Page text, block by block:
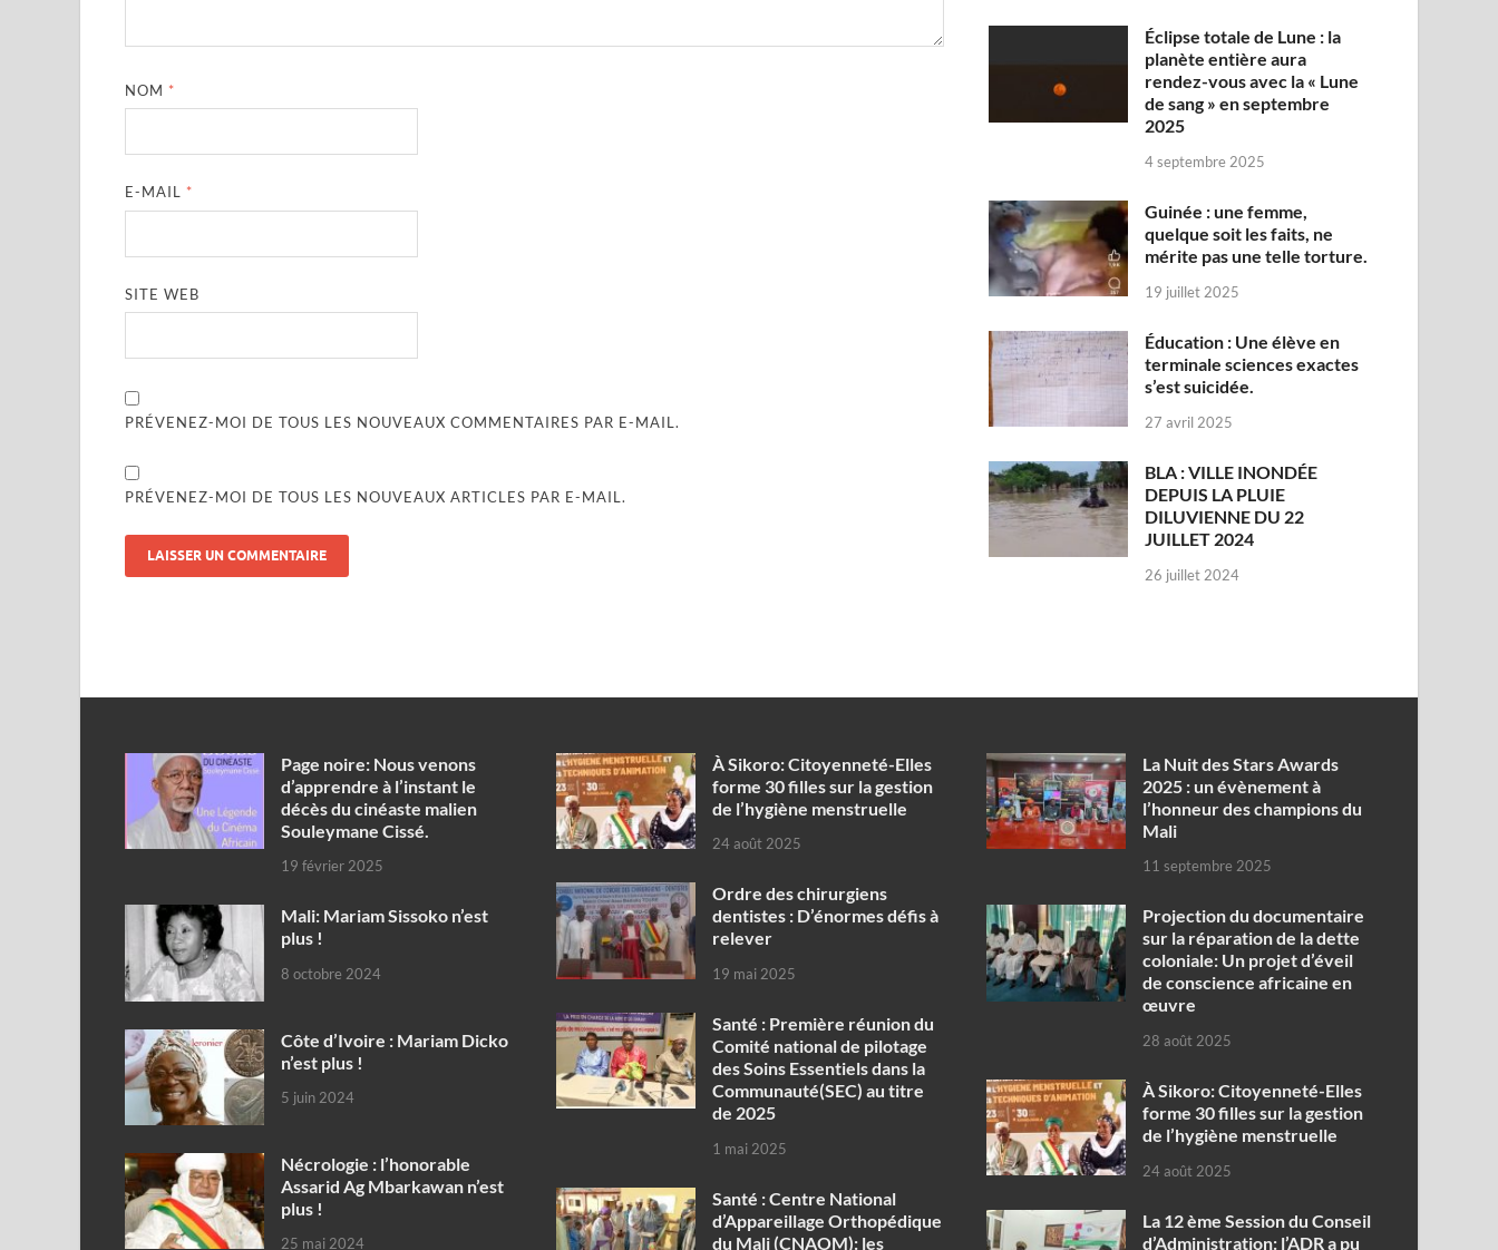
NOM *
E-MAIL *
SITE WEB
PRÉVENEZ-MOI DE TOUS LES NOUVEAUX COMMENTAIRES PAR E-MAIL.
PRÉVENEZ-MOI DE TOUS LES NOUVEAUX ARTICLES PAR E-MAIL.
Éclipse totale de Lune : la
planète entière aura
rendez-vous avec la « Lune
de sang » en septembre
2025
4 septembre 2025
Guinée : une femme,
quelque soit les faits, ne
mérite pas une telle torture.
19 juillet 2025
Éducation : Une élève en
terminale sciences exactes
s’est suicidée.
27 avril 2025
BLA : VILLE INONDÉE
DEPUIS LA PLUIE
DILUVIENNE DU 22
JUILLET 2024
26 juillet 2024
Page noire: Nous venons
d’apprendre à l’instant le
décès du cinéaste malien
Souleymane Cissé.
19 février 2025
Mali: Mariam Sissoko n’est
plus !
8 octobre 2024
Côte d’Ivoire : Mariam Dicko
n’est plus !
5 juin 2024
Nécrologie : l’honorable
Assarid Ag Mbarkawan n’est
plus !
25 mai 2024
À Sikoro: Citoyenneté-Elles
forme 30 filles sur la gestion
de l’hygiène menstruelle
24 août 2025
Ordre des chirurgiens
dentistes : D’énormes défis à
relever
19 mai 2025
Santé : Première réunion du
Comité national de pilotage
des Soins Essentiels dans la
Communauté(SEC) au titre
de 2025
1 mai 2025
Santé : Centre National
d’Appareillage Orthopédique
du Mali (CNAOM): les
‎La Nuit des Stars Awards
2025 : un évènement à
l’honneur des champions du
Mali
11 septembre 2025
Projection du documentaire
sur la réparation de la dette
coloniale: Un projet d’éveil
de conscience africaine en
œuvre‎
28 août 2025
À Sikoro: Citoyenneté-Elles
forme 30 filles sur la gestion
de l’hygiène menstruelle
24 août 2025
La 12 ème Session du Conseil
d’Administration: l’ADR a pu